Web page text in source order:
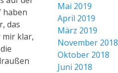
Mai 2019
April 2019
März 2019
November 2018
Oktober 2018
Juni 2018